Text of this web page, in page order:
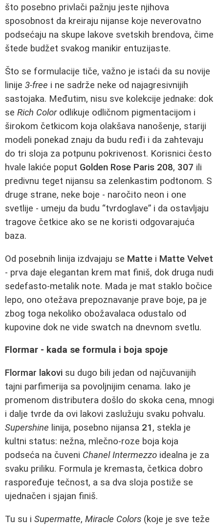
što posebno privlači pažnju jeste njihova
sposobnost da kreiraju nijanse koje neverovatno
podsećaju na skupe lakove svetskih brendova, čime
štede budžet svakog manikir entuzijaste.
Što se formulacije tiče, važno je istaći da su novije
linije 3-free i ne sadrže neke od najagresivnijih
sastojaka. Međutim, nisu sve kolekcije jednake: dok
se Rich Colorodlikuje odličnom pigmentacijom i
širokom četkicom koja olakšava nanošenje, stariji
modeli ponekad znaju da budu ređi i da zahtevaju
do tri sloja za potpunu pokrivenost. Korisnici često
hvale lakiće poput Golden Rose Paris 208, 307 ili
predivnu teget nijansu sa zelenkastim podtonom. S
druge strane, neke boje - naročito neon i one
svetlije - umeju da budu “tvrdoglave” i da ostavljaju
tragove četkice ako se ne koristi odgovarajuća
baza.
Od posebnih linija izdvajaju se Matte i Matte Velvet
- prva daje elegantan krem mat finiš, dok druga nudi
sedefasto-metalik note. Mada je mat staklo bočice
lepo, ono otežava prepoznavanje prave boje, pa je
zbog toga nekoliko obožavalaca odustalo od
kupovine dok ne vide swatch na dnevnom svetlu.
Flormar - kada se formula i boja spoje
Flormar lakovi su dugo bili jedan od najčuvanijih
tajni parfimerija sa povoljnijim cenama. Iako je
promenom distributera došlo do skoka cena, mnogi
i dalje tvrde da ovi lakovi zaslužuju svaku pohvalu.
Supershine linija, posebno nijansa 21, stekla je
kultni status: nežna, mlečno-roze boja koja
podseća na čuveni Chanel Intermezzo idealna je za
svaku priliku. Formula je kremasta, četkica dobro
raspoređuje tečnost, a sa dva sloja postiže se
ujednačen i sjajan finiš.
Tu su i Supermatte, Miracle Colors (koje je sve teže